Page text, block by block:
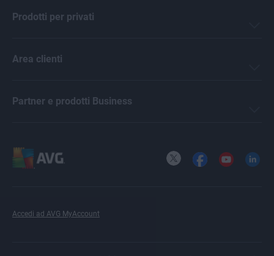
Prodotti per privati
Area clienti
Partner e prodotti Business
Accedi ad AVG MyAccount